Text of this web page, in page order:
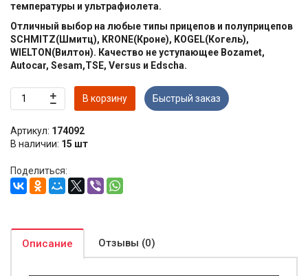
температуры и ультрафиолета.
Отличный выбор на любые типы прицепов и полуприцепов
SCHMITZ(Шмитц), KRONE(Кроне), KOGEL(Когель),
WIELTON(Вилтон). Качество не уступающее Bozamet,
Autocar, Sesam,TSE, Versus и Edscha.
В корзину Быстрый заказ
Артикул: 174092
В наличии: 15 шт
Поделиться:
Описание Отзывы (0)